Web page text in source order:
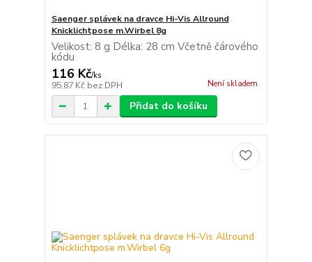
Saenger splávek na dravce Hi-Vis Allround
Knicklichtpose m.Wirbel 8g
Velikost: 8 g Délka: 28 cm Včetně čárového
kódu
116 Kč/ks
95,87 Kč bez DPH Není skladem
Přidat do košíku